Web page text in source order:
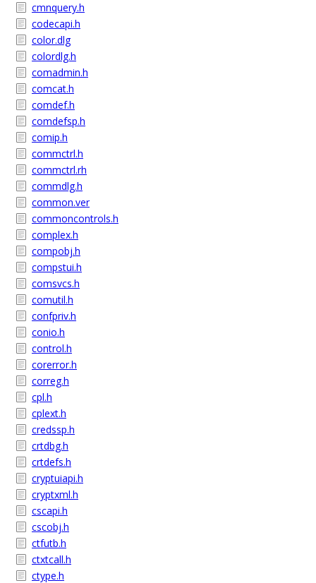
cmnquery.h
codecapi.h
color.dlg
colordlg.h
comadmin.h
comcat.h
comdef.h
comdefsp.h
comip.h
commctrl.h
commctrl.rh
commdlg.h
common.ver
commoncontrols.h
complex.h
compobj.h
compstui.h
comsvcs.h
comutil.h
confpriv.h
conio.h
control.h
corerror.h
correg.h
cpl.h
cplext.h
credssp.h
crtdbg.h
crtdefs.h
cryptuiapi.h
cryptxml.h
cscapi.h
cscobj.h
ctfutb.h
ctxtcall.h
ctype.h